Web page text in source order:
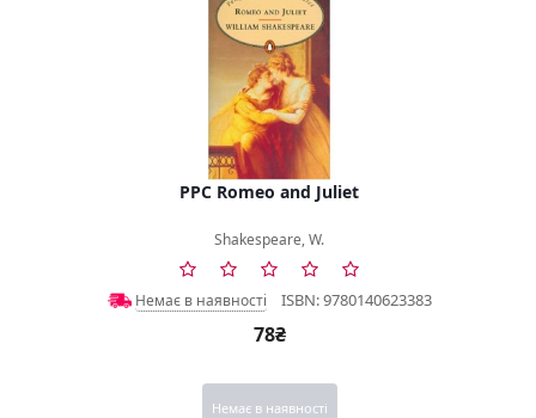
PPC Romeo and Juliet
Shakespeare, W.
Немає в наявності ISBN: 9780140623383
78₴
Немає в наявності